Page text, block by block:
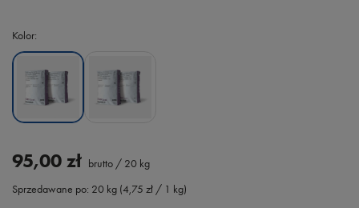
Kolor
95,00 zł brutto / 20 kg
Sprzedawane po: 20 kg (4,75 zł / 1 kg)